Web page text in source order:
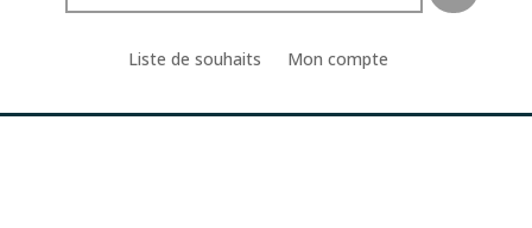
Liste de souhaits Mon compte